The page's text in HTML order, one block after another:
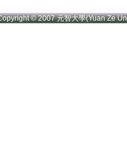
© 2007 元智大學(Yuan Ze